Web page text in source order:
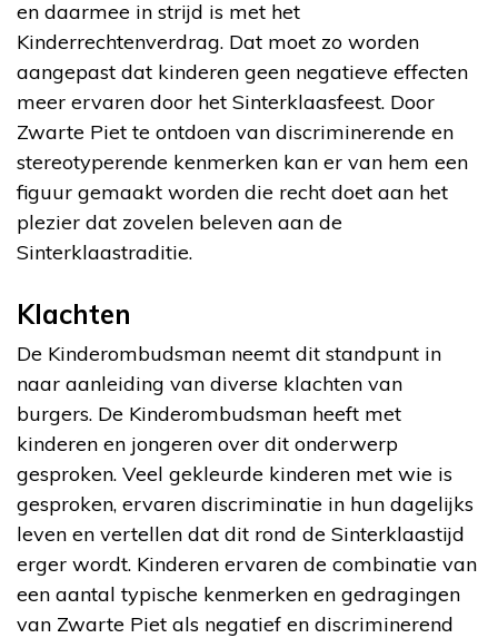
en daarmee in strijd is met het
Kinderrechtenverdrag. Dat moet zo worden
aangepast dat kinderen geen negatieve effecten
meer ervaren door het Sinterklaasfeest. Door
Zwarte Piet te ontdoen van discriminerende en
stereotyperende kenmerken kan er van hem een
figuur gemaakt worden die recht doet aan het
plezier dat zovelen beleven aan de
Sinterklaastraditie.
Klachten
De Kinderombudsman neemt dit standpunt in
naar aanleiding van diverse klachten van
burgers. De Kinderombudsman heeft met
kinderen en jongeren over dit onderwerp
gesproken. Veel gekleurde kinderen met wie is
gesproken, ervaren discriminatie in hun dagelijks
leven en vertellen dat dit rond de Sinterklaastijd
erger wordt. Kinderen ervaren de combinatie van
een aantal typische kenmerken en gedragingen
van Zwarte Piet als negatief en discriminerend